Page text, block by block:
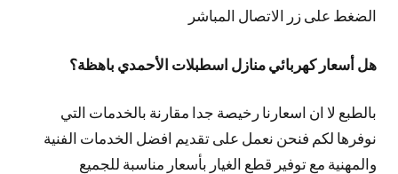
الضغط على زر الاتصال المباشر
هل أسعار كهربائي منازل اسطبلات الأحمدي باهظة؟
بالطبع لا ان اسعارنا رخيصة جدا مقارنة بالخدمات التي
نوفرها لكم فنحن نعمل على تقديم افضل الخدمات الفنية
والمهنية مع توفير قطع الغيار بأسعار مناسبة للجميع